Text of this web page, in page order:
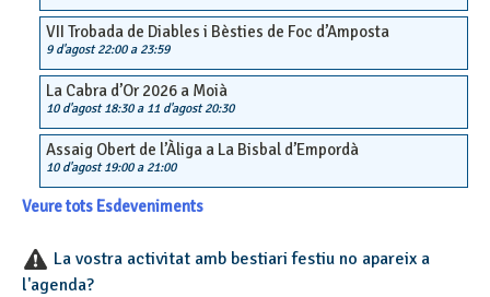
VII Trobada de Diables i Bèsties de Foc d’Amposta
9 d'agost 22:00a 23:59
La Cabra d’Or 2026 a Moià
10 d'agost 18:30a 11 d'agost 20:30
Assaig Obert de l’Àliga a La Bisbal d’Empordà
10 d'agost 19:00a 21:00
Veure tots Esdeveniments
La vostra activitat amb bestiari festiu no apareix a
l'agenda?